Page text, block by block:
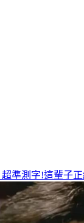
超準測字!這輩子